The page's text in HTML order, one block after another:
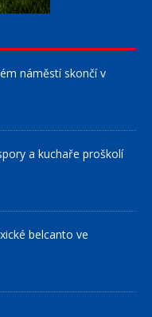
náměstí skončí v
a kuchaře proškolí
belcanto ve